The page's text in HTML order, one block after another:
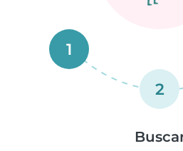
1
2